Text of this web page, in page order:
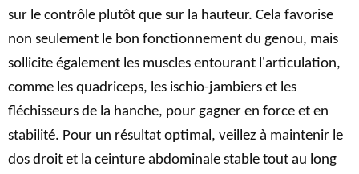
sur le contrôle plutôt que sur la hauteur. Cela favorise
non seulement le bon fonctionnement du genou, mais
sollicite également les muscles entourant l'articulation,
comme les quadriceps, les ischio-jambiers et les
fléchisseurs de la hanche, pour gagner en force et en
stabilité. Pour un résultat optimal, veillez à maintenir le
dos droit et la ceinture abdominale stable tout au long